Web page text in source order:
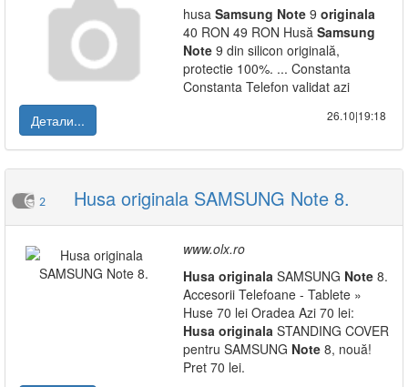
husa Samsung Note 9 originala
40 RON 49 RON Husă Samsung
Note 9 din silicon originală,
protectie 100%. ... Constanta
Constanta Telefon validat azi
Детали...
26.10|19:18
2 Husa originala SAMSUNG Note 8.
www.olx.ro
Husa originala SAMSUNG Note 8.
Accesorii Telefoane - Tablete »
Huse 70 lei Oradea Azi 70 lei:
Husa originala STANDING COVER
pentru SAMSUNG Note 8, nouă!
Pret 70 lei.